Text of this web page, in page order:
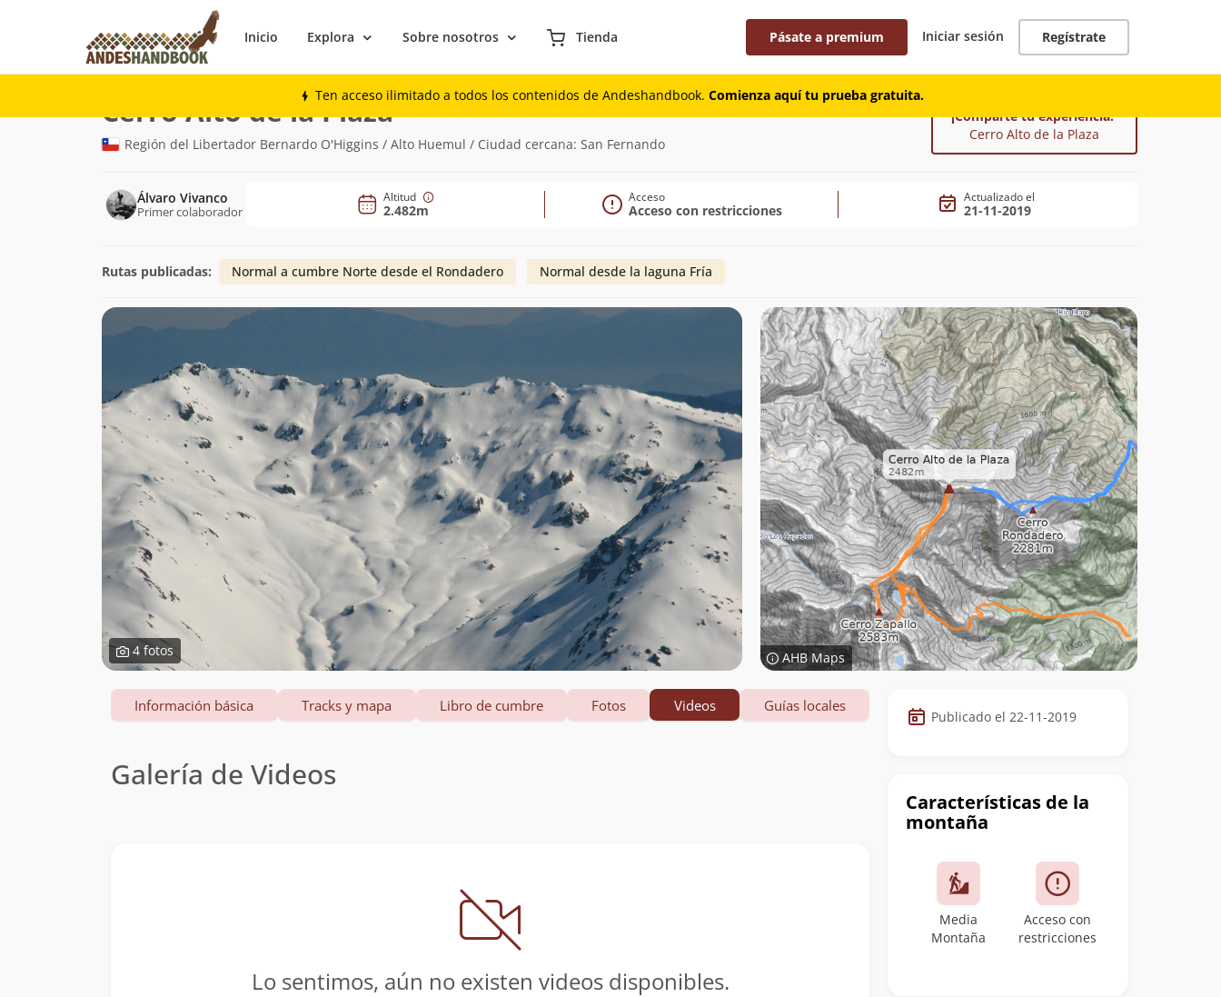
Inicio Explora Sobre nosotros Tienda Pásate a premium Iniciar sesión Regístrate
Ten acceso ilimitado a todos los contenidos de Andeshandbook. Comienza aquí tu prueba gratuita.
Montaña
Cerro Alto de la Plaza(2.482m)
Región del Libertador Bernardo O'Higgins / Alto Huemul / Ciudad cercana: San Fernando
¡Comparte tu experiencia!
Cerro Alto de la Plaza
Álvaro Vivanco
Primer colaborador
Altitud
2.482m
Acceso
Acceso con restricciones
Actualizado el
21-11-2019
Rutas publicadas: Normal a cumbre Norte desde el Rondadero Normal desde la laguna Fría
4 fotos AHB Maps
Datos
de
cumbre
Publicado el 22-11-2019
Características de la
montaña
Media
Montaña
Acceso con
restricciones
Información básica Tracks y mapa Libro de cumbre Fotos Videos Guías locales
Galería de Videos
Lo sentimos, aún no existen videos disponibles.